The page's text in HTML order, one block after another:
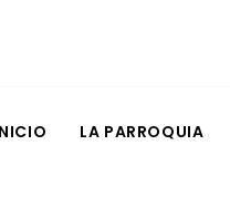
LA PARROQUIA